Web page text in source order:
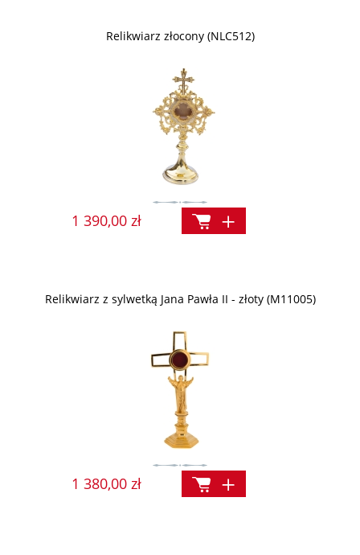
Relikwiarz złocony (NLC512)
1 390,00 zł
Relikwiarz z sylwetką Jana Pawła II - złoty (M11005)
1 380,00 zł